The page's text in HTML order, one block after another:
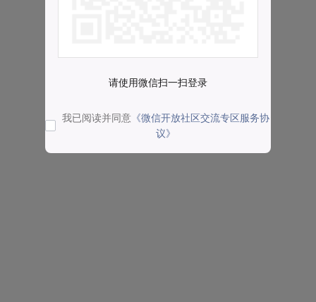
请使用微信扫一扫登录
我已阅读并同意 《微信开放社区交流专区服务协
议》